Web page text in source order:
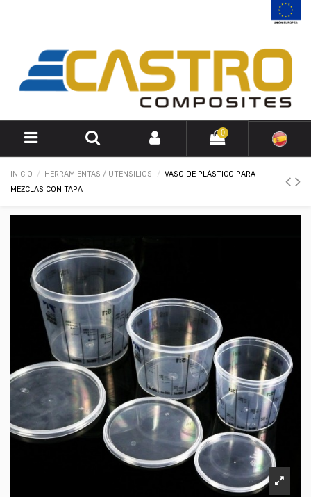
0
INICIO HERRAMIENTAS / UTENSILIOS
VASO DE PLÁSTICO PARA
MEZCLAS CON TAPA